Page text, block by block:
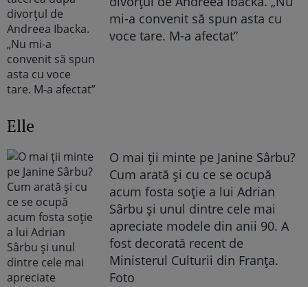
mi-a convenit să spun asta cu
voce tare. M-a afectat”
Elle
O mai ții minte pe Janine Sârbu?
Cum arată și cu ce se ocupă
acum fosta soție a lui Adrian
Sârbu și unul dintre cele mai
apreciate modele din anii 90. A
fost decorată recent de
Ministerul Culturii din Franța.
Foto